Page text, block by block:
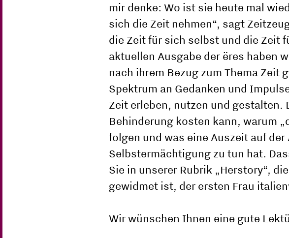
mir denke: Wo ist sie heute mal
sich die Zeit nehmen“, sagt
die Zeit für sich selbst und die Zeit
aktuellen Ausgabe der ëres haben
nach ihrem Bezug zum Thema Zeit
Spektrum an Gedanken und
Zeit erleben, nutzen und gestalten.
Behinderung kosten kann, warum
folgen und was eine Auszeit auf
Selbstermächtigung zu tun hat.
Sie in unserer Rubrik „Herstory“,
gewidmet ist, der ersten Frau
Wir wünschen Ihnen eine gute